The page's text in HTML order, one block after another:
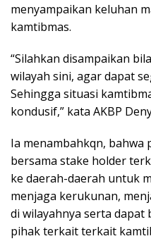
menyampaikan keluhan
kamtibmas.
“Silahkan disampaikan
wilayah sini, agar dapat
Sehingga situasi
kondusif,” kata AKBP
Ia menambahkqn, bahwa
bersama stake holder
ke daerah-daerah untuk
menjaga kerukunan,
di wilayahnya serta
pihak terkait terkait